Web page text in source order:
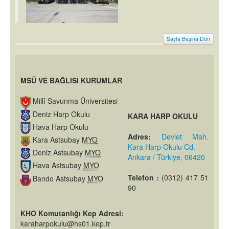
Sayfa Başına Dön
MSÜ VE BAĞLISI KURUMLAR
Millî Savunma Üniversitesi
Deniz Harp Okulu
Hava Harp Okulu
Kara Astsubay MYO
Deniz Astsubay MYO
Hava Astsubay MYO
Bando Astsubay MYO
KARA HARP OKULU
Adres:
Devlet Mah.
Kara Harp Okulu Cd.
Ankara / Türkiye, 06420
Telefon : (0312) 417 51
90
KHO Komutanlığı Kep Adresi:
karaharpokulu@hs01.kep.tr